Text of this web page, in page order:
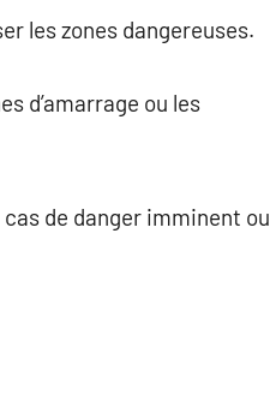
les zones dangereuses.
d’amarrage ou les
de danger imminent ou